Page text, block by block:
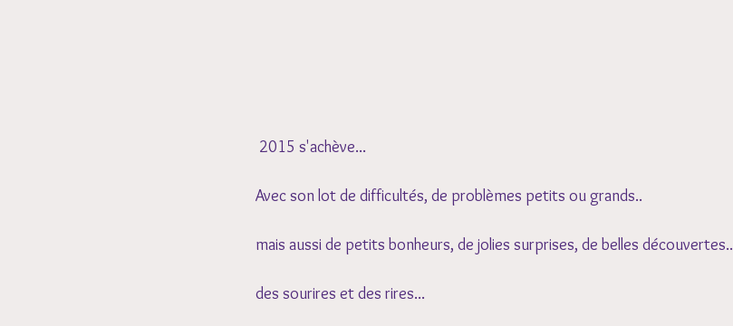
2015 s'achève...
Avec son lot de difficultés, de problèmes petits ou grands..
mais aussi de petits bonheurs, de jolies surprises, de belles découvertes..
des sourires et des rires...